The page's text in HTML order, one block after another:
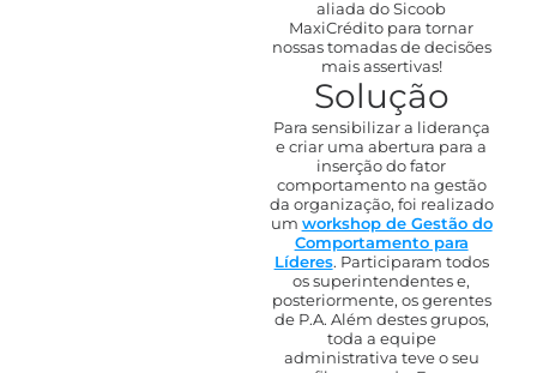
aliada do Sicoob
MaxiCrédito para tornar
nossas tomadas de decisões
mais assertivas!
Solução
Para sensibilizar a liderança
e criar uma abertura para a
inserção do fator
comportamento na gestão
da organização, foi realizado
um workshop de Gestão do
Comportamento para
Líderes. Participaram todos
os superintendentes e,
posteriormente, os gerentes
de P.A. Além destes grupos,
toda a equipe
administrativa teve o seu